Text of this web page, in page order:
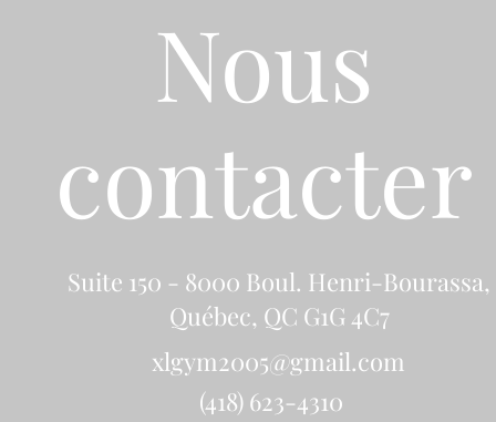
Nous
contacter
Suite 150 - 8000 Boul. Henri-Bourassa,
Québec, QC G1G 4C7
xlgym2005@gmail.com
(418) 623-4310